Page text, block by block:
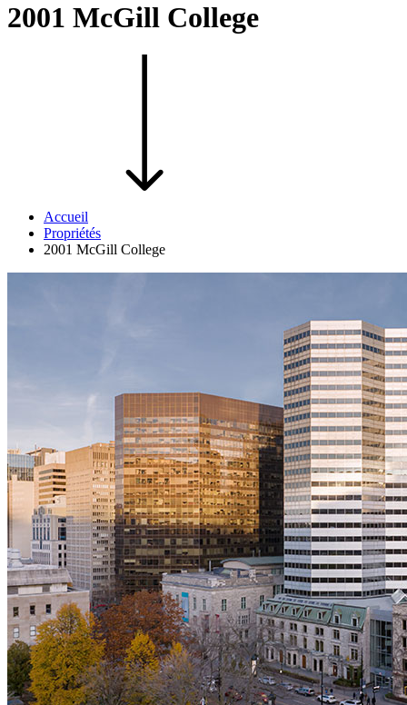
2001 McGill College
Accueil
Propriétés
2001 McGill College